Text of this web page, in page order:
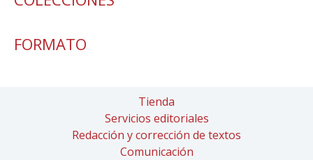
FORMATO
Tienda
Servicios editoriales
Redacción y corrección de textos
Comunicación